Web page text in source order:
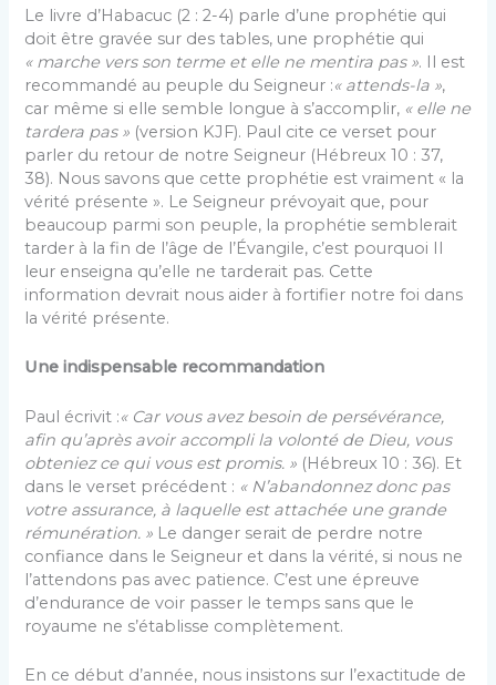
Le livre d’Habacuc (2 : 2-4) parle d’une prophétie qui
doit être gravée sur des tables, une prophétie qui
« marche vers son terme et elle ne mentira pas ». Il est
recommandé au peuple du Seigneur :« attends-la »,
car même si elle semble longue à s’accomplir, « elle ne
tardera pas » (version KJF). Paul cite ce verset pour
parler du retour de notre Seigneur (Hébreux 10 : 37,
38). Nous savons que cette prophétie est vraiment « la
vérité présente ». Le Seigneur prévoyait que, pour
beaucoup parmi son peuple, la prophétie semblerait
tarder à la fin de l’âge de l’Évangile, c’est pourquoi Il
leur enseigna qu’elle ne tarderait pas. Cette
information devrait nous aider à fortifier notre foi dans
la vérité présente.
Une indispensable recommandation
Paul écrivit :« Car vous avez besoin de persévérance,
afin qu’après avoir accompli la volonté de Dieu, vous
obteniez ce qui vous est promis. » (Hébreux 10 : 36). Et
dans le verset précédent : « N’abandonnez donc pas
votre assurance, à laquelle est attachée une grande
rémunération. » Le danger serait de perdre notre
confiance dans le Seigneur et dans la vérité, si nous ne
l’attendons pas avec patience. C’est une épreuve
d’endurance de voir passer le temps sans que le
royaume ne s’établisse complètement.
En ce début d’année, nous insistons sur l’exactitude de